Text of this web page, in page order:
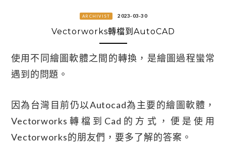
ARCHIVIST 2023-03-30
Vectorworks轉檔到AutoCAD
使用不同繪圖軟體之間的轉換，是繪圖過程蠻常
遇到的問題。
因為台灣目前仍以autocad為主要的繪圖軟體，
Vectorworks轉檔到cad的方式，便是使用
Vectorworks的朋友們，要多了解的答案。